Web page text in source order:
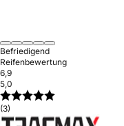
Befriedigend
Reifenbewertung
6,9
5,0
(3)